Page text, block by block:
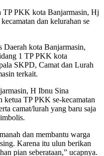
TP PKK kota Banjarmasin, Hj
dan kelurahan se
Daerah kota Banjarmasin,
1 TP PKK kota
SKPD, Camat dan Lurah
terkait.
H Ibnu Sina
ketua TP PKK se-kecamatan
camat/lurah yang baru saja
dan membantu warga
Karena itu ulun berikan
pian seberataan,” ucapnya.